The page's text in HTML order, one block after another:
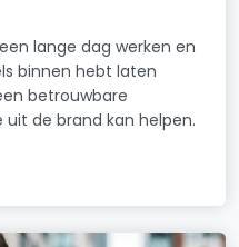
lange dag werken en
binnen hebt laten
betrouwbare
de brand kan helpen.